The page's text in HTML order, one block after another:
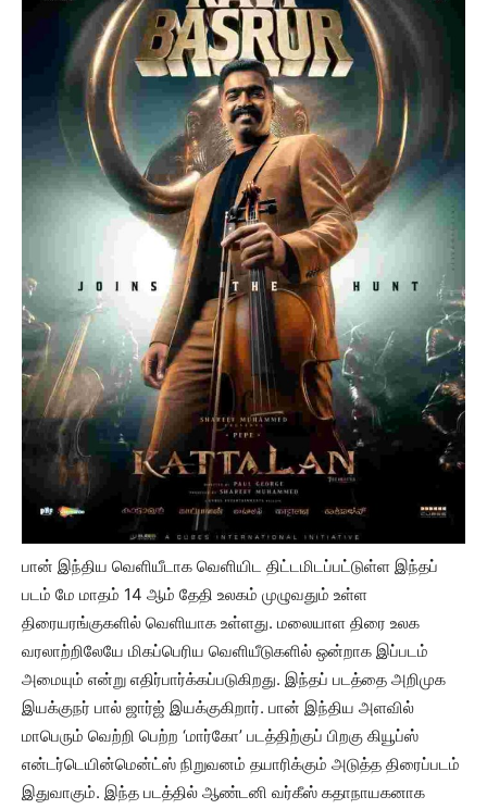
பான் இந்திய வெளியீடாக வெளியிட திட்டமிடப்பட்டுள்ள இந்தப்
படம் மே மாதம் 14 ஆம் தேதி உலகம் முழுவதும் உள்ள
திரையரங்குகளில் வெளியாக உள்ளது. மலையாள திரை உலக
வரலாற்றிலேயே மிகப்பெரிய வெளியீடுகளில் ஒன்றாக இப்படம்
அமையும் என்று எதிர்பார்க்கப்படுகிறது. இந்தப் படத்தை அறிமுக
இயக்குநர் பால் ஜார்ஜ் இயக்குகிறார். பான் இந்திய அளவில்
மாபெரும் வெற்றி பெற்ற ‘மார்கோ’ படத்திற்குப் பிறகு கியூப்ஸ்
என்டர்டெயின்மென்ட்ஸ் நிறுவனம் தயாரிக்கும் அடுத்த திரைப்படம்
இதுவாகும். இந்த படத்தில் ஆண்டனி வர்கீஸ் கதாநாயகனாக